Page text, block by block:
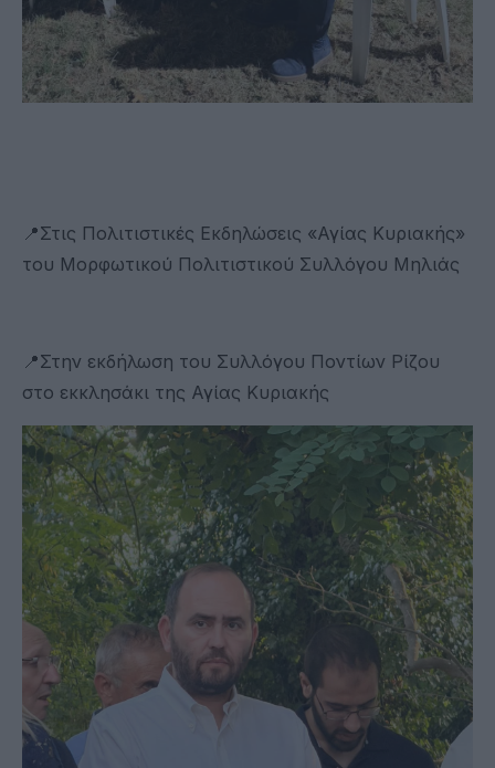
📍Στις Πολιτιστικές Εκδηλώσεις «Αγίας Κυριακής»
του Μορφωτικού Πολιτιστικού Συλλόγου Μηλιάς
📍Στην εκδήλωση του Συλλόγου Ποντίων Ρίζου
στο εκκλησάκι της Αγίας Κυριακής